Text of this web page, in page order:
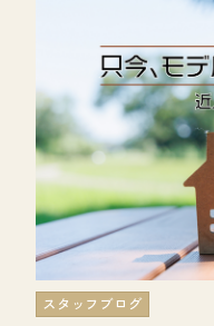
スタッフブログ